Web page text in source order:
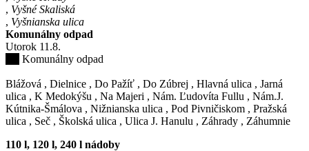
, Vyšné Skaliská
, Vyšnianska ulica
Komunálny odpad
Utorok 11 .8.
Komunálny odpad
Blážová , Dielnice , Do Pažíť , Do Zúbrej , Hlavná ulica , Jarná
ulica , K Medokýšu , Na Majeri , Nám. Ľudovíta Fullu , Nám.J.
Kútnika-Šmálova , Nižnianska ulica , Pod Pivničiskom , Pražská
ulica , Seč , Školská ulica , Ulica J. Hanulu , Záhrady , Záhumnie
110 l, 120 l, 240 l nádoby